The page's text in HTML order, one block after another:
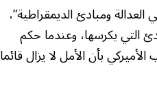
أبدا في العدالة ومبادئ الديمقراطية”،
التي يكرسها، وعندما حكم
بأن الأمل لا يزال قائما